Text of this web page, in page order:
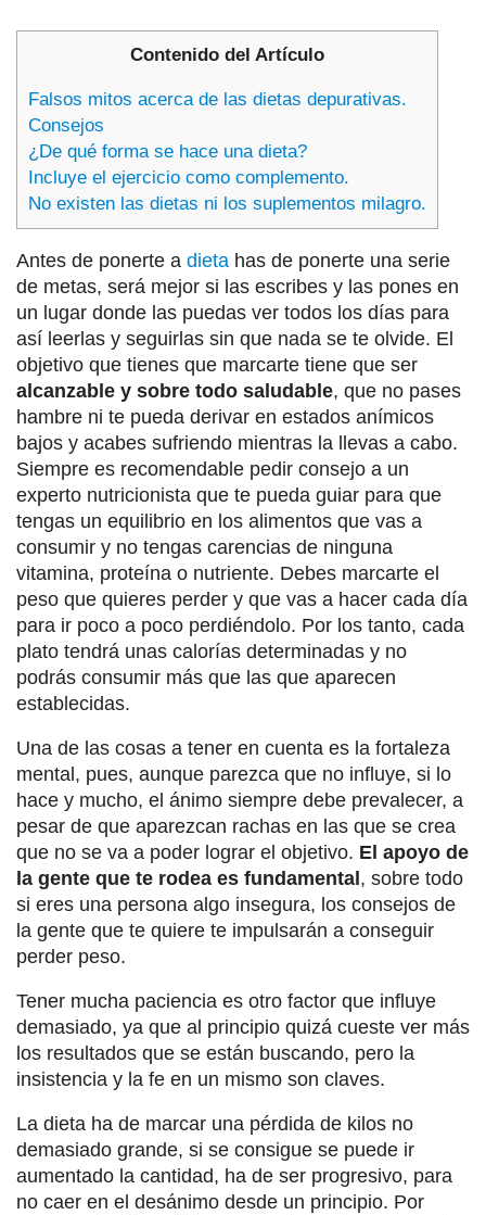
Contenido del Artículo
Falsos mitos acerca de las dietas depurativas.
Consejos
¿De qué forma se hace una dieta?
Incluye el ejercicio como complemento.
No existen las dietas ni los suplementos milagro.
Antes de ponerte a dieta has de ponerte una serie
de metas, será mejor si las escribes y las pones en
un lugar donde las puedas ver todos los días para
así leerlas y seguirlas sin que nada se te olvide. El
objetivo que tienes que marcarte tiene que ser
alcanzable y sobre todo saludable, que no pases
hambre ni te pueda derivar en estados anímicos
bajos y acabes sufriendo mientras la llevas a cabo.
Siempre es recomendable pedir consejo a un
experto nutricionista que te pueda guiar para que
tengas un equilibrio en los alimentos que vas a
consumir y no tengas carencias de ninguna
vitamina, proteína o nutriente. Debes marcarte el
peso que quieres perder y que vas a hacer cada día
para ir poco a poco perdiéndolo. Por los tanto, cada
plato tendrá unas calorías determinadas y no
podrás consumir más que las que aparecen
establecidas.
Una de las cosas a tener en cuenta es la fortaleza
mental, pues, aunque parezca que no influye, si lo
hace y mucho, el ánimo siempre debe prevalecer, a
pesar de que aparezcan rachas en las que se crea
que no se va a poder lograr el objetivo. El apoyo de
la gente que te rodea es fundamental , sobre todo
si eres una persona algo insegura, los consejos de
la gente que te quiere te impulsarán a conseguir
perder peso.
Tener mucha paciencia es otro factor que influye
demasiado, ya que al principio quizá cueste ver más
los resultados que se están buscando, pero la
insistencia y la fe en un mismo son claves.
La dieta ha de marcar una pérdida de kilos no
demasiado grande, si se consigue se puede ir
aumentado la cantidad, ha de ser progresivo, para
no caer en el desánimo desde un principio. Por